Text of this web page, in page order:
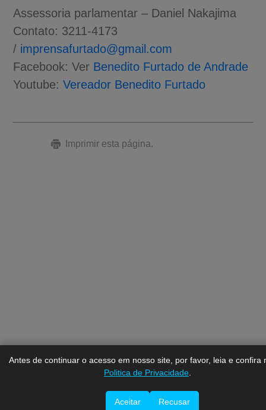
Antes de continuar o acesso em nosso site, por favor, leia e confira
Politica de Privacidade
Aceitar Recusar
Assessoria parlamentar – Daniel Nakajima
Contato: 3211-4173
/ imprensafurtado@gmail.com
Facebook: Ver Benedito Furtado de Andrade
Youtube:Vereador Benedito Furtado
Imprimir esta página.